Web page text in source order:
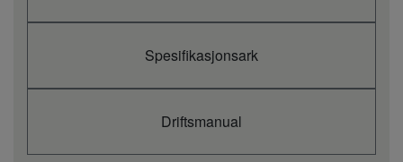
Spesifikasjonsark
Driftsmanual